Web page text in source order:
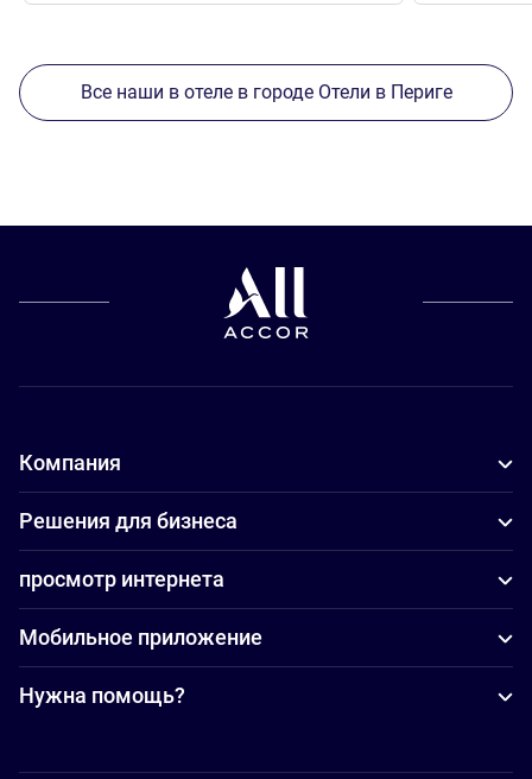
Все наши в отеле в городе Отели в Периге
Компания
Решения для бизнеса
просмотр интернета
Мобильное приложение
Нужна помощь?